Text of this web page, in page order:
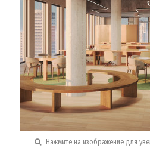
Нажмите на изображение для